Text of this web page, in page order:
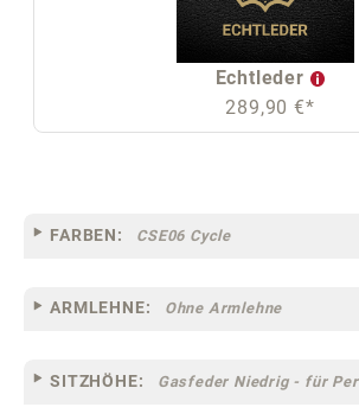
Echtleder
289,90 €*
FARBEN: CSE06 Cycle
ARMLEHNE: Ohne Armlehne
SITZHÖHE: